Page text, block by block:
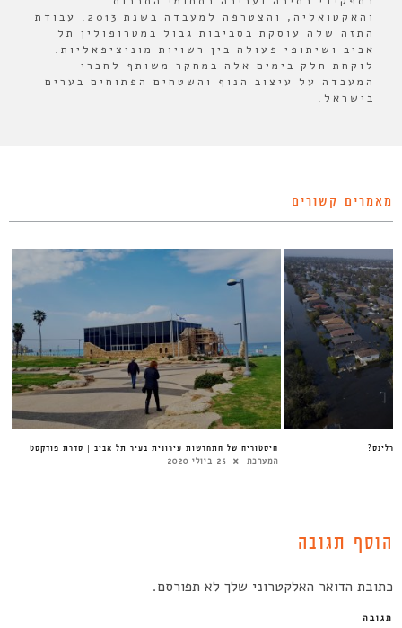
והאקטואליה, והצטרפה למעבדה בשנת 2013. עבודת
התזה שלה עוסקת בסביבות גבול במטרופולין תל
אביב ושיתופי פעולה בין רשויות מוניציפאליות.
לוקחת חלק בימים אלה במחקר משותף לחברי
המעבדה על עיצוב הנוף והשטחים הפתוחים בערים
בישראל.
מאמרים קשורים
היסטוריה של התחדשות עירונית בעיר תל אביב | סדרת פודקסט
המערכת 25 ביולי 2020
הוסף תגובה
כתובת הדואר האלקטרוני שלך לא תפורסם.
תגובה